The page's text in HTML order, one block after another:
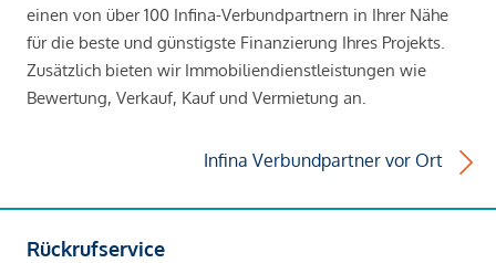
einen von über 100 Infina-Verbundpartnern in Ihrer Nähe
für die beste und günstigste Finanzierung Ihres Projekts.
Zusätzlich bieten wir Immobiliendienstleistungen wie
Bewertung, Verkauf, Kauf und Vermietung an.
Infina Verbundpartner vor Ort
Rückrufservice